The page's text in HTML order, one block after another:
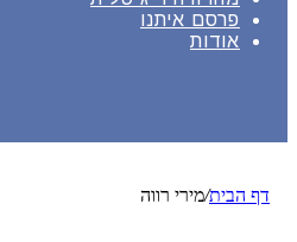
פרסם איתנו
אודות
דף הבית/מירי רווה